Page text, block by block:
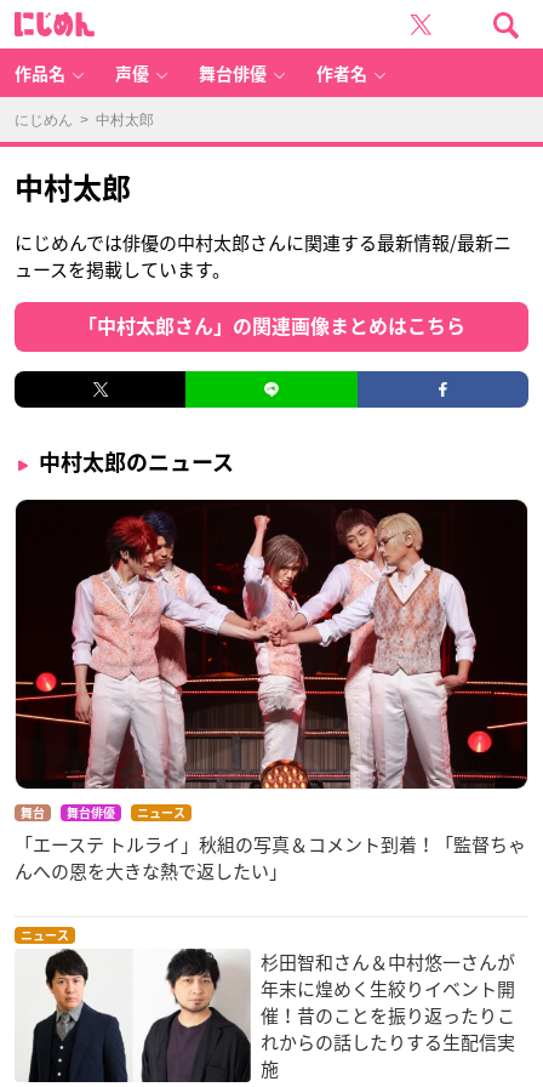
作品名 声優 舞台俳優 作者名
にじめん > 中村太郎
中村太郎
にじめんでは俳優の中村太郎さんに関連する最新情報/最新ニ
ュースを掲載しています。
「中村太郎さん」の関連画像まとめはこちら
中村太郎のニュース
舞台 舞台俳優 ニュース
「エーステ トルライ」秋組の写真＆コメント到着！「監督ちゃ
んへの恩を大きな熱で返したい」
ニュース
杉田智和さん＆中村悠一さんが
年末に煌めく生絞りイベント開
催！昔のことを振り返ったりこ
れからの話したりする生配信実
施